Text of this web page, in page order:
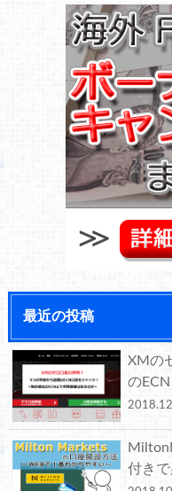
最近の投稿
XMの
の
付き